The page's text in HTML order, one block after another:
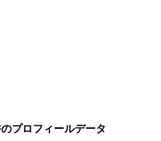
プロフィールデータ